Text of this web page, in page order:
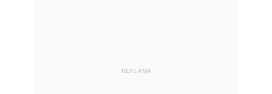
REKLAMA